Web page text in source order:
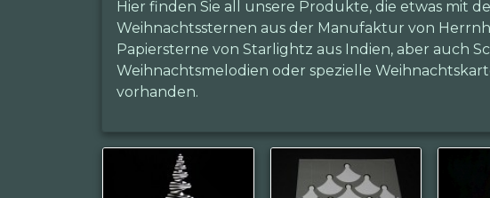
Hier finden Sie all unsere Produkte, die etwas mit
Weihnachtssternen aus der Manufaktur von
Papiersterne von Starlightz aus Indien, aber auch
Weihnachtsmelodien oder spezielle
vorhanden.